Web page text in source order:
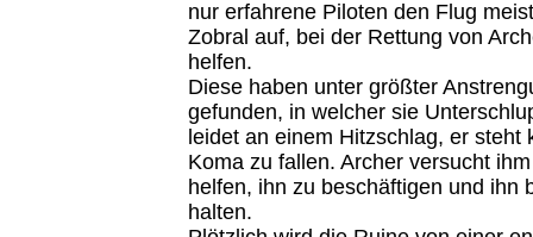
nur erfahrene Piloten den Flug
Zobral auf, bei der Rettung von
helfen.
Diese haben unter größter
gefunden, in welcher sie
leidet an einem Hitzschlag, er steht
Koma zu fallen. Archer versucht
helfen, ihn zu beschäftigen und ihn
halten.